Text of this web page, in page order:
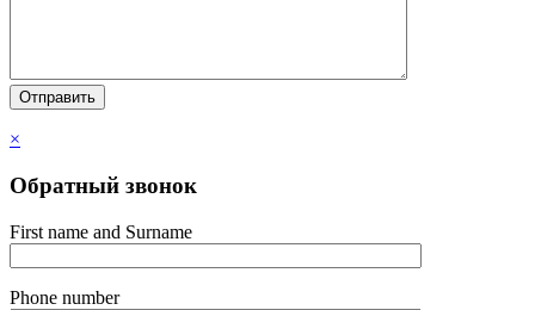
×
Обратный звонок
First name and Surname
Phone number